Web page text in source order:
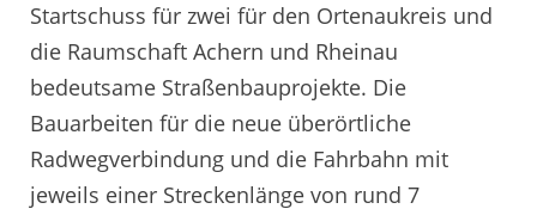
Startschuss für zwei für den Ortenaukreis und
die Raumschaft Achern und Rheinau
bedeutsame Straßenbauprojekte. Die
Bauarbeiten für die neue überörtliche
Radwegverbindung und die Fahrbahn mit
jeweils einer Streckenlänge von rund 7